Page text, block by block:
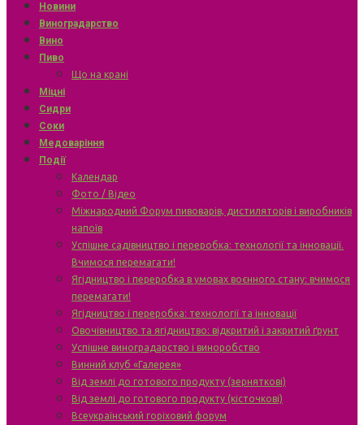
Новини
Виноградарство
Вино
Пиво
Що на крані
Міцні
Сидри
Соки
Медоваріння
Події
Календар
Фото / Відео
Міжнародний Форум пивоварів, дистиляторів і виробників
напоїв
Успішне садівництво і переробка: технології та інновації.
Вчимося перемагати!
Ягідництво і переробка в умовах воєнного стану: вчимося
перемагати!
Ягідництво і переробка: технології та інновації
Овочівництво та ягідництво: відкритий і закритий ґрунт
Успішне виноградарство і виноробство
Винний клуб «Галерея»
Від землі до готового продукту (зерняткові)
Від землі до готового продукту (кісточкові)
Всеукраїнський горіховий форум